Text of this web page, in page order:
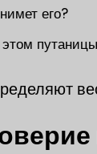
его?